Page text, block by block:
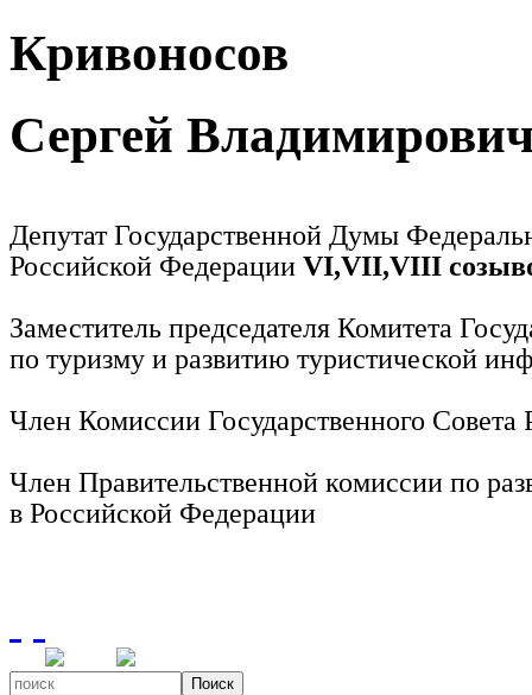
Кривоносов
Сергей
Депутат Государственной Думы
Российской Федерации VI,VII,VIII
Заместитель председателя Комитета
по туризму и развитию туристической
Член Комиссии Государственного
Член Правительственной комиссии по
в Российской Федерации
Поиск